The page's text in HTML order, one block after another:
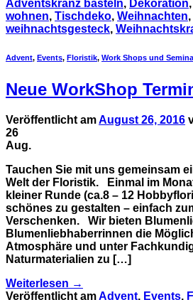
Adventskranz basteln, Dekoration,
wohnen, Tischdeko, Weihnachten,
weihnachtsgesteck,
Advent, Events, Floristik, Work Shops und
Neue WorkShop
Veröffentlicht amAugust 26, 2016
26
Aug.
Tauchen Sie mit uns gemeinsam
Welt der Floristik. Einmal im
kleiner Runde (ca.8 – 12
schönes zu gestalten – einfach
Verschenken. Wir bieten
Blumenliebhaberrinnen die
Atmosphäre und unter
Naturmaterialien zu […]
Weiterlesen →
Veröffentlicht amAdvent, Events,